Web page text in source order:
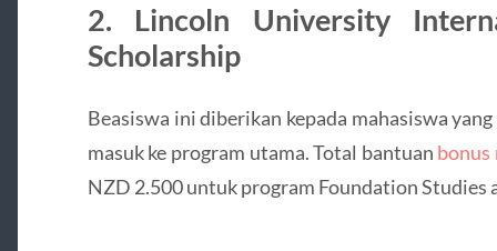
2. Lincoln University
Scholarship
Beasiswa ini diberikan kepada mahasiswa
masuk ke program utama. Total bantuan bonus
NZD 2.500 untuk program Foundation Studies